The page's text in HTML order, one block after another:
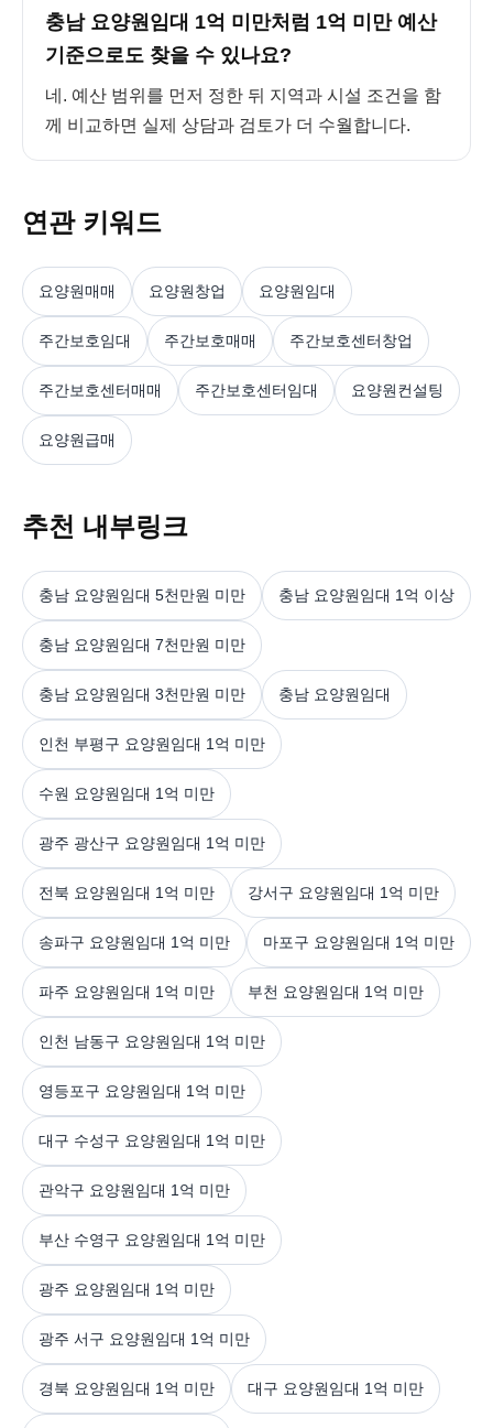
충남 요양원임대 1억 미만처럼 1억 미만 예산
기준으로도 찾을 수 있나요?
네. 예산 범위를 먼저 정한 뒤 지역과 시설 조건을 함
께 비교하면 실제 상담과 검토가 더 수월합니다.
연관 키워드
요양원매매 요양원창업 요양원임대
주간보호임대 주간보호매매 주간보호센터창업
주간보호센터매매 주간보호센터임대 요양원컨설팅
요양원급매
추천 내부링크
충남 요양원임대 5천만원 미만 충남 요양원임대 1억 이상
충남 요양원임대 7천만원 미만
충남 요양원임대 3천만원 미만 충남 요양원임대
인천 부평구 요양원임대 1억 미만
수원 요양원임대 1억 미만
광주 광산구 요양원임대 1억 미만
전북 요양원임대 1억 미만 강서구 요양원임대 1억 미만
송파구 요양원임대 1억 미만 마포구 요양원임대 1억 미만
파주 요양원임대 1억 미만 부천 요양원임대 1억 미만
인천 남동구 요양원임대 1억 미만
영등포구 요양원임대 1억 미만
대구 수성구 요양원임대 1억 미만
관악구 요양원임대 1억 미만
부산 수영구 요양원임대 1억 미만
광주 요양원임대 1억 미만
광주 서구 요양원임대 1억 미만
경북 요양원임대 1억 미만 대구 요양원임대 1억 미만